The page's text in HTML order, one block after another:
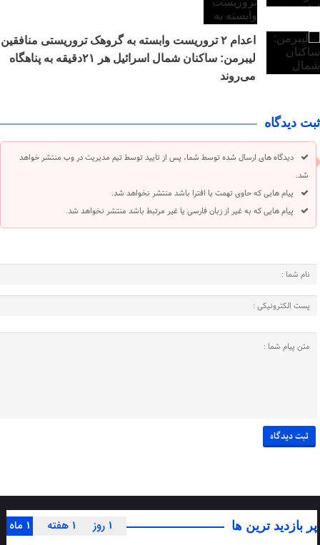
اعدام ۲ تروریست وابسته به گروهک تروریستی منافقین
لیبرمن: ساکنان شمال اسرائیل هر ۲۱دقیقه به پناهگاه
می‌روند
ثبت دیدگاه
دیدگاه های ارسال شده توسط شما، پس از تایید توسط تیم مدیریت در وب منتشر خواهد
شد.
پیام هایی که حاوی تهمت یا افترا باشد منتشر نخواهد شد.
پیام هایی که به غیر از زبان فارسی یا غیر مرتبط باشد منتشر نخواهد شد.
پر بازدید ترین ها 1 ماه 1 هفته 1 روز